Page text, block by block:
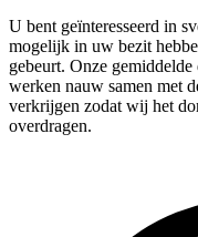
U bent geïnteresseerd in
mogelijk in uw bezit
gebeurt. Onze
werken nauw samen met
verkrijgen zodat wij het
overdragen.